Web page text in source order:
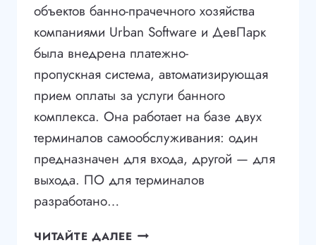
объектов банно-прачечного хозяйства
компаниями Urban Software и ДевПарк
была внедрена платежно-
пропускная система, автоматизирующая
прием оплаты за услуги банного
комплекса. Она работает на базе двух
терминалов самообслуживания: один
предназначен для входа, другой — для
выхода. ПО для терминалов
разработано…
ЧИТАЙТЕ ДАЛЕЕПЛАТЕЖНО-